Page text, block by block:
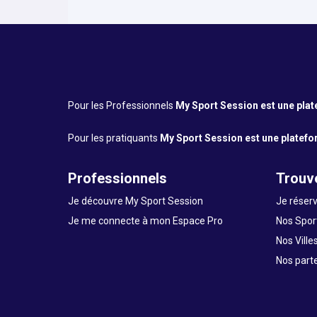
Pour les Professionnels My Sport Session est une
Pour les pratiquants My Sport Session est une
Professionnels
Je découvre My Sport Session
Je me connecte à mon Espace Pro
Je
Nos
Nos Villes
Nos